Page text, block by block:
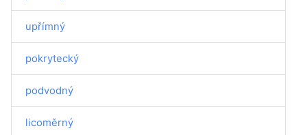
upřímný
pokrytecký
podvodný
licoměrný